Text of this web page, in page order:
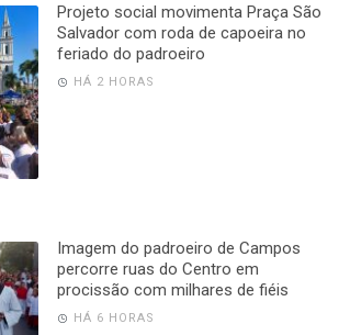
Projeto social movimenta Praça São
Salvador com roda de capoeira no
feriado do padroeiro
HÁ 2 HORAS
Imagem do padroeiro de Campos
percorre ruas do Centro em
procissão com milhares de fiéis
HÁ 6 HORAS